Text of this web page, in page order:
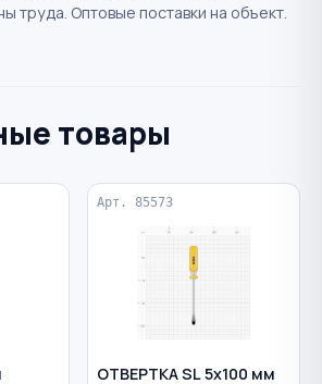
труда. Оптовые поставки на объект.
товары
Арт. 85573
ОТВЕРТКА SL 5х100 мм